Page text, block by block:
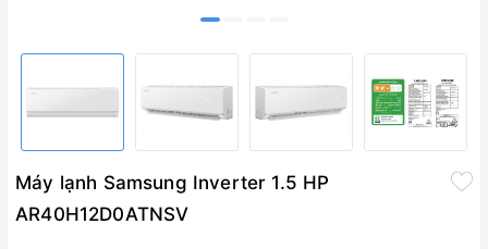
Máy lạnh Samsung Inverter 1.5 HP
AR40H12D0ATNSV